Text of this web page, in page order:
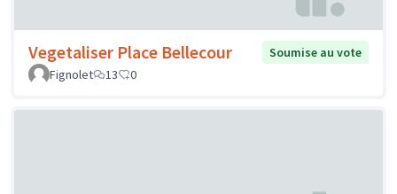
Vegetaliser Place Bellecour
Soumise au vote
Fignolet
13 0